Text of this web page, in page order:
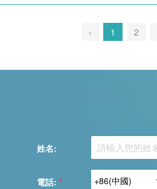
‹ 1 2
姓名:
電話: *